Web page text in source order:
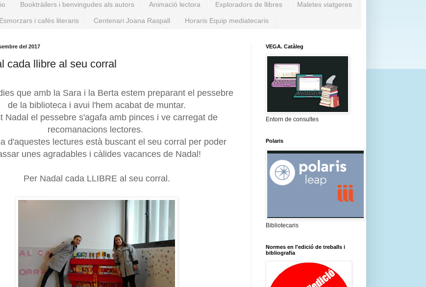
Booktràilers i benvingudes als autors Animació lectora Exploradors de llibres Maletes viatgeres
Esmorzars i cafès literaris Centenari Joana Raspall Horaris Equip mediatecaris
del 2017
cada llibre al seu corral
que amb la Sara i la Berta estem preparant el pessebre
de la biblioteca i avui l'hem acabat de muntar.
Nadal el pessebre s'agafa amb pinces i ve carregat de
recomanacions lectores.
d'aquestes lectures està buscant el seu corral per poder
unes agradablesi càlides vacances de Nadal!
Per Nadal cada LLIBRE al seu corral.
VEGA. Catàleg
Entorn de consultes
Polaris
Bibliotecaris
Normes en l'edició de treballs i
bibliografia